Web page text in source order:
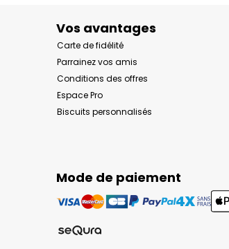
Vos avantages
Carte de fidélité
Parrainez vos amis
Conditions des offres
Espace Pro
Biscuits personnalisés
Mode de paiement